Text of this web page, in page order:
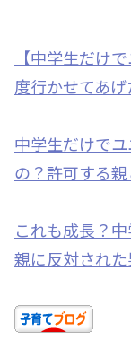
【中学生だけ
度行かせてあ
中学生だけで
の？許可する
これも成長？
親に反対され